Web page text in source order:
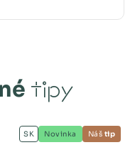
tipy
SK Novinka Náš tip